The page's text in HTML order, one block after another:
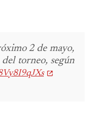
2 de mayo,
torneo, según